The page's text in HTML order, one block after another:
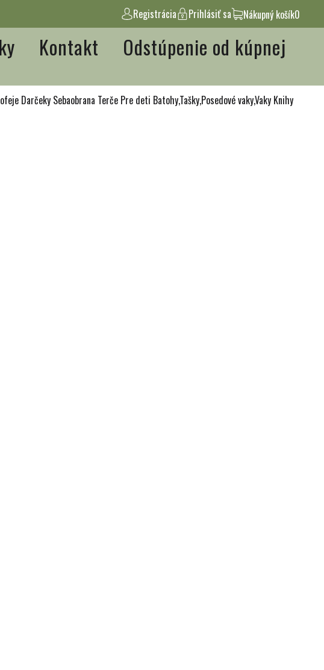
Registrácia Prihlásiť sa Nákupný košík0
Kontakt Odstúpenie od kúpnej
Darčeky Sebaobrana Terče Pre deti Batohy,Tašky,Posedové vaky,Vaky Knihy